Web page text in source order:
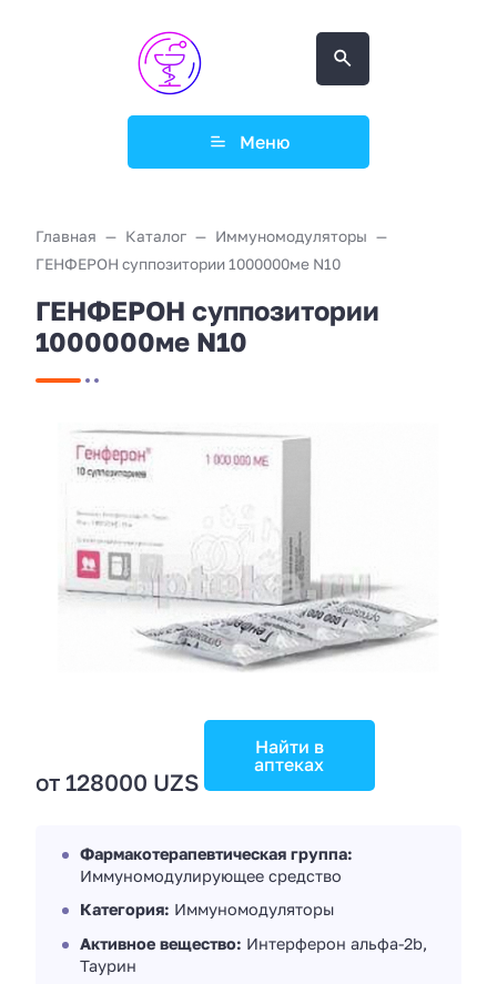
Меню
Главная Каталог
Иммуномодуляторы
ГЕНФЕРОН суппозитории 1000000ме N10
ГЕНФЕРОН суппозитории
1000000ме N10
от 128000 UZS
Найти в
аптеках
Фармакотерапевтическая группа:
Иммуномодулирующее средство
Категория: Иммуномодуляторы
Активное вещество: Интерферон альфа-2b,
Таурин